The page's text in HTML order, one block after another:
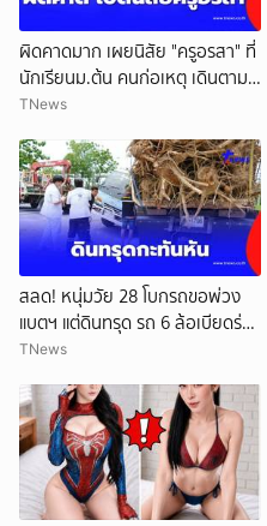
ผิดคาดมาก เผยนิสัย "ครูอรสา" ที่
นักเรียนม.ต้น คนก่อเหตุ เดินตาม
หา
TNews
สลด! หนุ่มวัย 28 โบกรถขอพ่วง
แบตฯ แต่ดินทรุด รถ 6 ล้อเบียดร่าง
ดับ
TNews